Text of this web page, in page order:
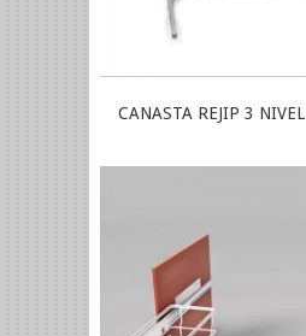
CANASTA REJIP 3 NIVEL